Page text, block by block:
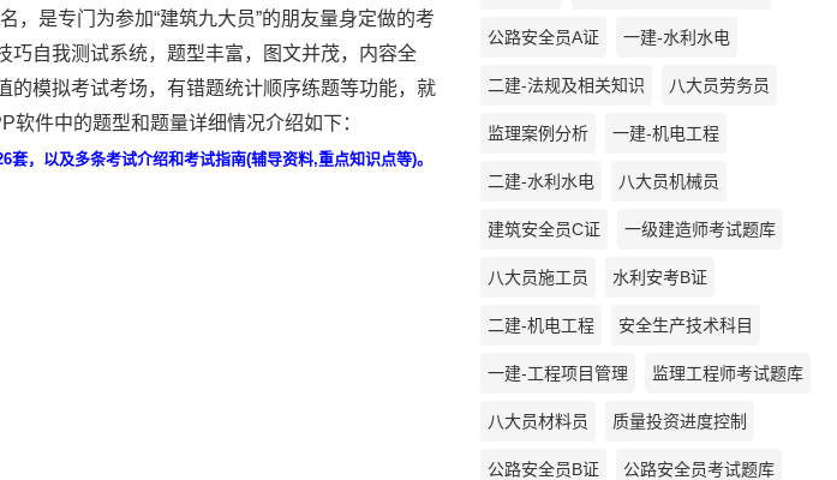
，是专门为参加“建筑九大员”的朋友量身定做的考
巧自我测试系统，题型丰富，图文并茂，内容全
的模拟考试考场，有错题统计顺序练题等功能，就
件中的题型和题量详细情况介绍如下：
，以及多条考试介绍和考试指南(辅导资料,重点知识点等)。
公路安全员A证 一建-水利水电
二建-法规及相关知识 八大员劳务员
监理案例分析 一建-机电工程
二建-水利水电 八大员机械员
建筑安全员C证 一级建造师考试题库
八大员施工员 水利安考B证
二建-机电工程 安全生产技术科目
一建-工程项目管理 监理工程师考试题库
八大员材料员 质量投资进度控制
公路安全员B证 公路安全员考试题库